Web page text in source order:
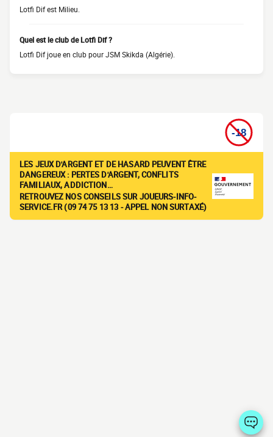
Lotfi Dif est Milieu.
Quel est le club de Lotfi Dif ?
Lotfi Dif joue en club pour JSM Skikda (Algérie).
LES JEUX D'ARGENT ET DE HASARD PEUVENT ÊTRE
DANGEREUX : PERTES D'ARGENT, CONFLITS
FAMILIAUX, ADDICTION…
RETROUVEZ NOS CONSEILS SUR JOUEURS-INFO-
SERVICE.FR (09 74 75 13 13 - APPEL NON SURTAXÉ)